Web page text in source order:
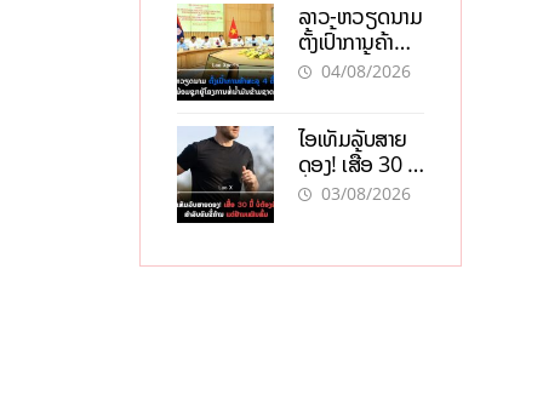
ລາວ-ຫວຽດນາມ
ຕັ້ງເປົ້າການຄ້າ
ທະລຸ 4 ຕື້ໂດລາ
ຂ້າມຊາດ
04/08/2026
ໄອເທັມລັບສາຍ
ດອງ! ເສື້ອ 30 ມື້
ບໍ່ຕ້ອງຊັກ ສຳລັບ
03/08/2026